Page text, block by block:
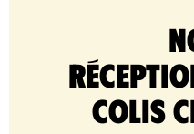
colis